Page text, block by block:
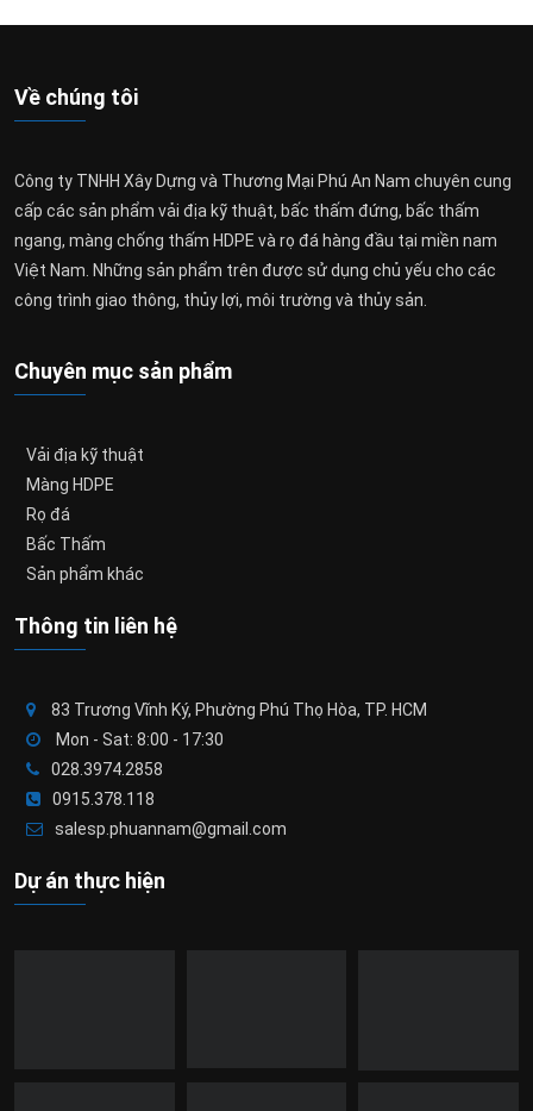
Về chúng tôi
Công ty TNHH Xây Dựng và Thương Mại Phú An Nam chuyên cung
cấp các sản phẩm vải địa kỹ thuật, bấc thấm đứng, bấc thấm
ngang, màng chống thấm HDPE và rọ đá hàng đầu tại miền nam
Việt Nam. Những sản phẩm trên được sử dụng chủ yếu cho các
công trình giao thông, thủy lợi, môi trường và thủy sản.
Chuyên mục sản phẩm
Vải địa kỹ thuật
Màng HDPE
Rọ đá
Bấc Thấm
Sản phẩm khác
Thông tin liên hệ
83 Trương Vĩnh Ký, Phường Phú Thọ Hòa, TP. HCM
Mon - Sat: 8:00 - 17:30
028.3974.2858
0915.378.118
salesp.phuannam@gmail.com
Dự án thực hiện